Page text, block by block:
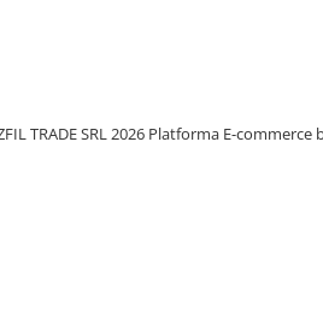
TRADE SRL 2026 Platforma E-commerce